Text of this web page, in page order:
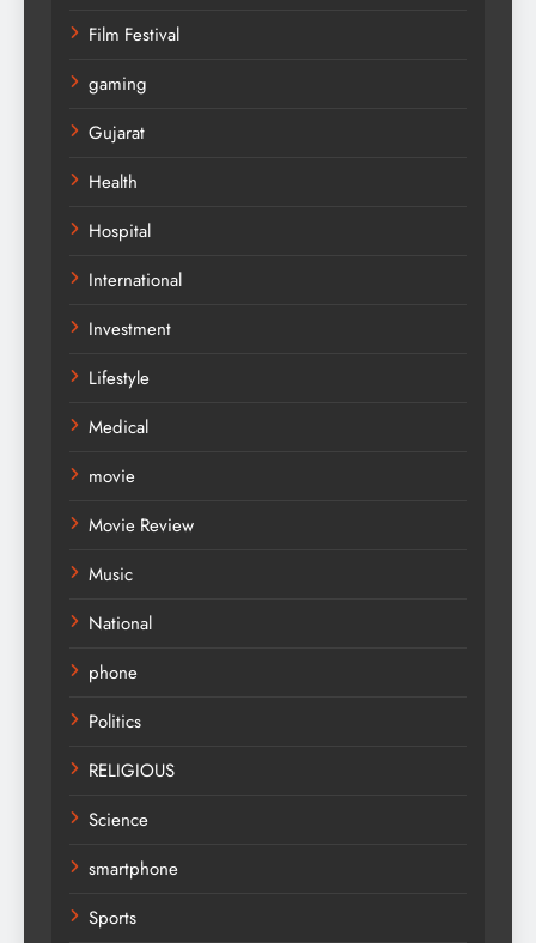
Film Festival
gaming
Gujarat
Health
Hospital
International
Investment
Lifestyle
Medical
movie
Movie Review
Music
National
phone
Politics
RELIGIOUS
Science
smartphone
Sports